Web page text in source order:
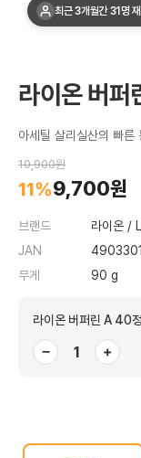
최근 3개월간 31명
라이온 버
아세틸 살리실산의 빠
10,900원
11%9,700원
브랜드
라이온 /
JAN
무게
90 g
라이온 버퍼린 A 40정
− +